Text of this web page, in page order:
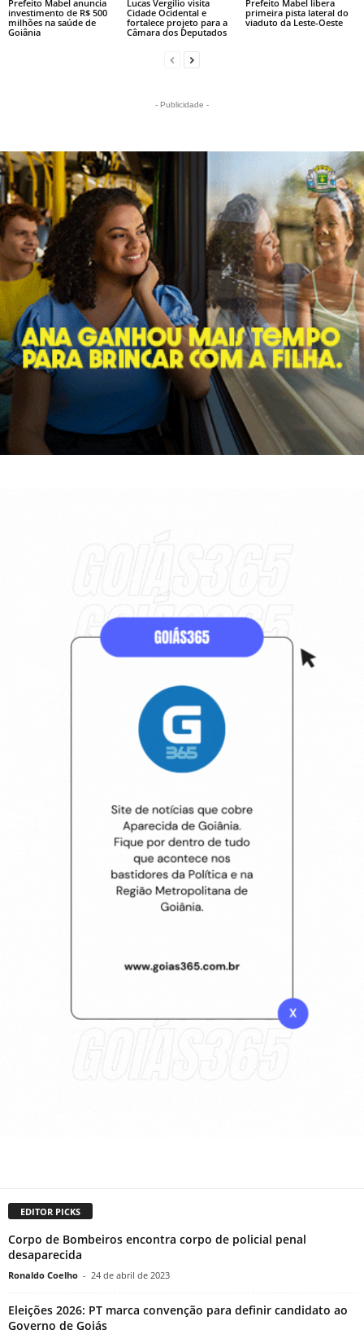
Prefeito Mabel anuncia
investimento de R$ 500
milhões na saúde de
Goiânia
Lucas Vergílio visita
Cidade Ocidental e
fortalece projeto para a
Câmara dos Deputados
Prefeito Mabel libera
primeira pista lateral do
viaduto da Leste-Oeste
- Publicidade -
EDITOR PICKS
Corpo de Bombeiros encontra corpo de policial penal
desaparecida
Ronaldo Coelho - 24 de abril de 2023
Eleições 2026: PT marca convenção para definir candidato ao
Governo de Goiás